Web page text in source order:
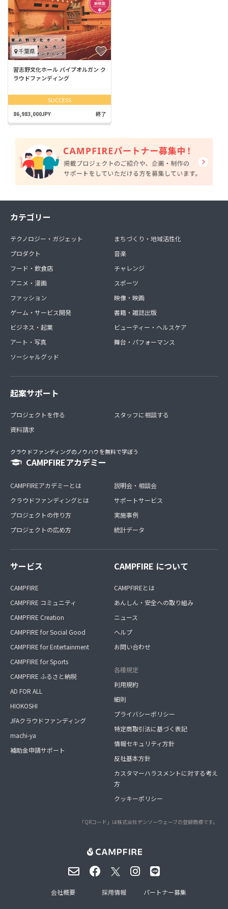
千葉県
習志野文化ホール パイプオルガン ク
ラウドファンディング
SUCCESS
86,983,000JPY 終了
カテゴリー
テクノロジー・ガジェット
プロダクト
フード・飲食店
アニメ・漫画
ファッション
ゲーム・サービス開発
ビジネス・起業
アート・写真
ソーシャルグッド
まちづくり・地域活性化
音楽
チャレンジ
スポーツ
映像・映画
書籍・雑誌出版
ビューティー・ヘルスケア
舞台・パフォーマンス
起案サポート
プロジェクトを作る
資料請求
スタッフに相談する
クラウドファンディングのノウハウを無料で学ぼう
CAMPFIREアカデミー
CAMPFIREアカデミーとは
クラウドファンディングとは
プロジェクトの作り方
プロジェクトの広め方
説明会・相談会
サポートサービス
実施事例
統計データ
サービス
CAMPFIRE
CAMPFIRE コミュニティ
CAMPFIRE Creation
CAMPFIRE for Social Good
CAMPFIRE for Entertainment
CAMPFIRE for Sports
CAMPFIRE ふるさと納税
AD FOR ALL
HIOKOSHI
JFAクラウドファンディング
machi-ya
補助金申請サポート
CAMPFIRE について
CAMPFIREとは
あんしん・安全への取り組み
ニュース
ヘルプ
お問い合わせ
各種規定
利用規約
細則
プライバシーポリシー
特定商取引法に基づく表記
情報セキュリティ方針
反社基本方針
カスタマーハラスメントに対する考え
方
クッキーポリシー
「QRコード」は株式会社デンソーウェーブの登録商標です。
会社概要 採用情報 パートナー募集